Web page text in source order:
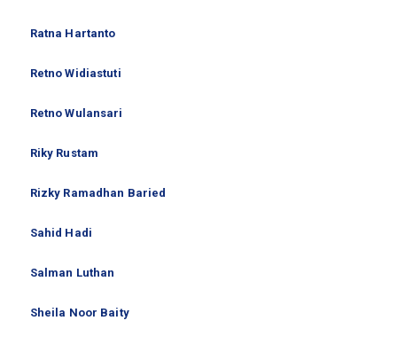
Ratna Hartanto
Retno Widiastuti
Retno Wulansari
Riky Rustam
Rizky Ramadhan Baried
Sahid Hadi
Salman Luthan
Sheila Noor Baity